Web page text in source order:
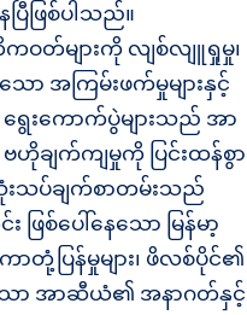
ဖြစ်ပါသည်။
တ်များကို လျစ်လျူရှုမှု၊
ော အကြမ်းဖက်မှုများနှင့်
းကောက်ပွဲများသည် အာ
ျက်ကျမှုကို ပြင်းထန်စွာ
သပ်ချက်စာတမ်းသည်
ြစ်ပေါ်နေသော မြန်မာ့
ပြန်မှုများ၊ ဖိလစ်ပိုင်၏
ော အာဆီယံ၏ အနာဂတ်နှင့်